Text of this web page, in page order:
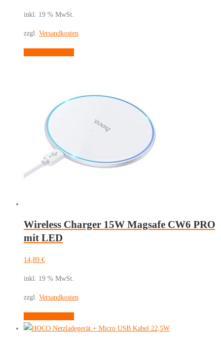
inkl. 19 % MwSt.
zzgl. Versandkosten
Wireless Charger 15W Magsafe CW6 PRO
mit LED
14,89 €
inkl. 19 % MwSt.
zzgl. Versandkosten